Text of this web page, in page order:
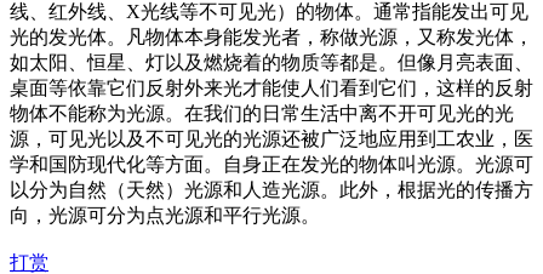
线、红外线、X光线等不可见光）的物体。通常指能发出可见
光的发光体。凡物体本身能发光者，称做光源，又称发光体，
如太阳、恒星、灯以及燃烧着的物质等都是。但像月亮表面、
桌面等依靠它们反射外来光才能使人们看到它们，这样的反射
物体不能称为光源。在我们的日常生活中离不开可见光的光
源，可见光以及不可见光的光源还被广泛地应用到工农业，医
学和国防现代化等方面。自身正在发光的物体叫光源。光源可
以分为自然（天然）光源和人造光源。此外，根据光的传播方
向，光源可分为点光源和平行光源。
打赏